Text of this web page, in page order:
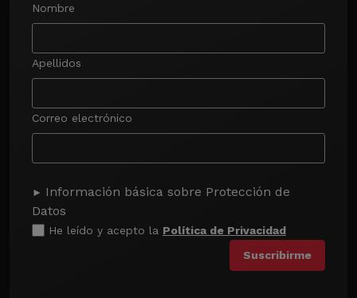
Nombre
Apellidos
Correo electrónico
Información básica sobre Protección de
Datos
He leído y acepto la Política de Privacidad